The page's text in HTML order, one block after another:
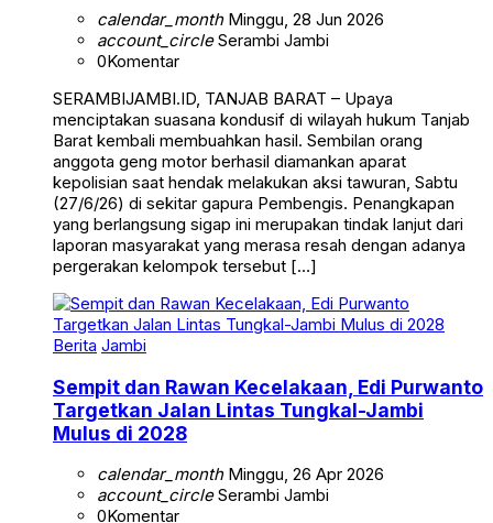
calendar_monthMinggu, 28 Jun 2026
account_circleSerambi Jambi
0Komentar
SERAMBIJAMBI.ID, TANJAB BARAT – Upaya
menciptakan suasana kondusif di wilayah hukum Tanjab
Barat kembali membuahkan hasil. Sembilan orang
anggota geng motor berhasil diamankan aparat
kepolisian saat hendak melakukan aksi tawuran, Sabtu
(27/6/26) di sekitar gapura Pembengis. Penangkapan
yang berlangsung sigap ini merupakan tindak lanjut dari
laporan masyarakat yang merasa resah dengan adanya
pergerakan kelompok tersebut […]
Berita Jambi
Sempit dan Rawan Kecelakaan, Edi Purwanto
Targetkan Jalan Lintas Tungkal-Jambi
Mulus di 2028
calendar_monthMinggu, 26 Apr 2026
account_circleSerambi Jambi
0Komentar